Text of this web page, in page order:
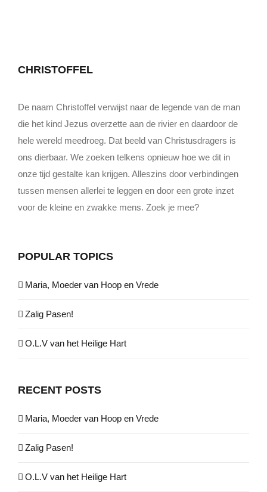
CHRISTOFFEL
De naam Christoffel verwijst naar de legende van de man
die het kind Jezus overzette aan de rivier en daardoor de
hele wereld meedroeg. Dat beeld van Christusdragers is
ons dierbaar. We zoeken telkens opnieuw hoe we dit in
onze tijd gestalte kan krijgen. Alleszins door verbindingen
tussen mensen allerlei te leggen en door een grote inzet
voor de kleine en zwakke mens. Zoek je mee?
POPULAR TOPICS
Maria, Moeder van Hoop en Vrede
Zalig Pasen!
O.L.V van het Heilige Hart
RECENT POSTS
Maria, Moeder van Hoop en Vrede
Zalig Pasen!
O.L.V van het Heilige Hart